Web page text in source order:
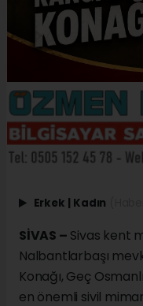
Erkek | Kadın
SİVAS – Sivas kent
Nalbantlarbaşı
Konağı, Geç
en önemli sivil